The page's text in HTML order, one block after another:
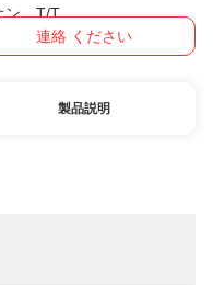
ン、T/T
連絡 ください
製品説明